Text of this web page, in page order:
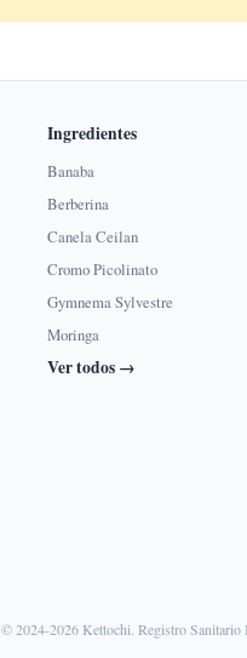
Ingredientes
Banaba
Berberina
Canela Ceilan
Cromo Picolinato
Gymnema Sylvestre
Moringa
Ver todos →
© 2024-2026 Kettochi. Registro Sanitario